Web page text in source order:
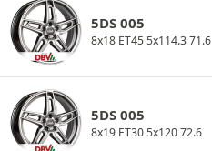
5DS 005
8x18 ET45 5x114.3 71.6
5DS 005
8x19 ET30 5x120 72.6